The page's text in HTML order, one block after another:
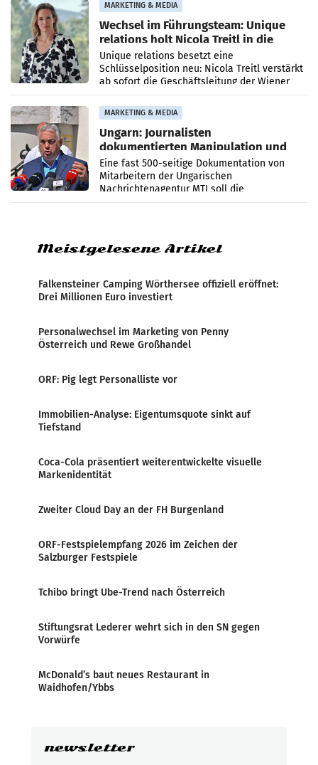
MARKETING & MEDIA
Wechsel im Führungsteam: Unique
relations holt Nicola Treitl in die
Geschäftsleitung
Unique relations besetzt eine
Schlüsselposition neu: Nicola Treitl verstärkt
ab sofort die Geschäftsleitung der Wiener
PR-Agentur an der Seite von Josef Kalina und
Anna Kalina-Mahr.
MARKETING & MEDIA
Ungarn: Journalisten
dokumentierten Manipulation und
Zensur
Eine fast 500-seitige Dokumentation von
Mitarbeitern der Ungarischen
Nachrichtenagentur MTI soll die
systematische Nachrichten-Manipulation und
Meistgelesene Artikel
Falkensteiner Camping Wörthersee offiziell eröffnet:
Drei Millionen Euro investiert
Personalwechsel im Marketing von Penny
Österreich und Rewe Großhandel
ORF: Pig legt Personalliste vor
Immobilien-Analyse: Eigentumsquote sinkt auf
Tiefstand
Coca-Cola präsentiert weiterentwickelte visuelle
Markenidentität
Zweiter Cloud Day an der FH Burgenland
ORF-Festspielempfang 2026 im Zeichen der
Salzburger Festspiele
Tchibo bringt Ube-Trend nach Österreich
Stiftungsrat Lederer wehrt sich in den SN gegen
Vorwürfe
McDonald’s baut neues Restaurant in
Waidhofen/Ybbs
newsletter